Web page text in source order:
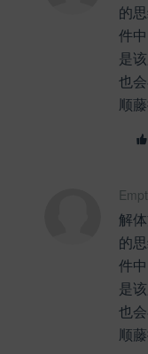
的
件
是
也
顺
解
的
件
是
也
顺